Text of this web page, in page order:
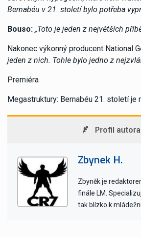
Bernabéu v 21. století bylo potřeba
Bouso: „Toto je jeden z největších
Nakonec výkonný producent National
jeden z nich. Tohle bylo jedno z
Premiéra
Megastruktury: Bernabéu 21. století je
Profil autora
Zbynek H.
Zbyněk je
finále LM.
tak blízko k